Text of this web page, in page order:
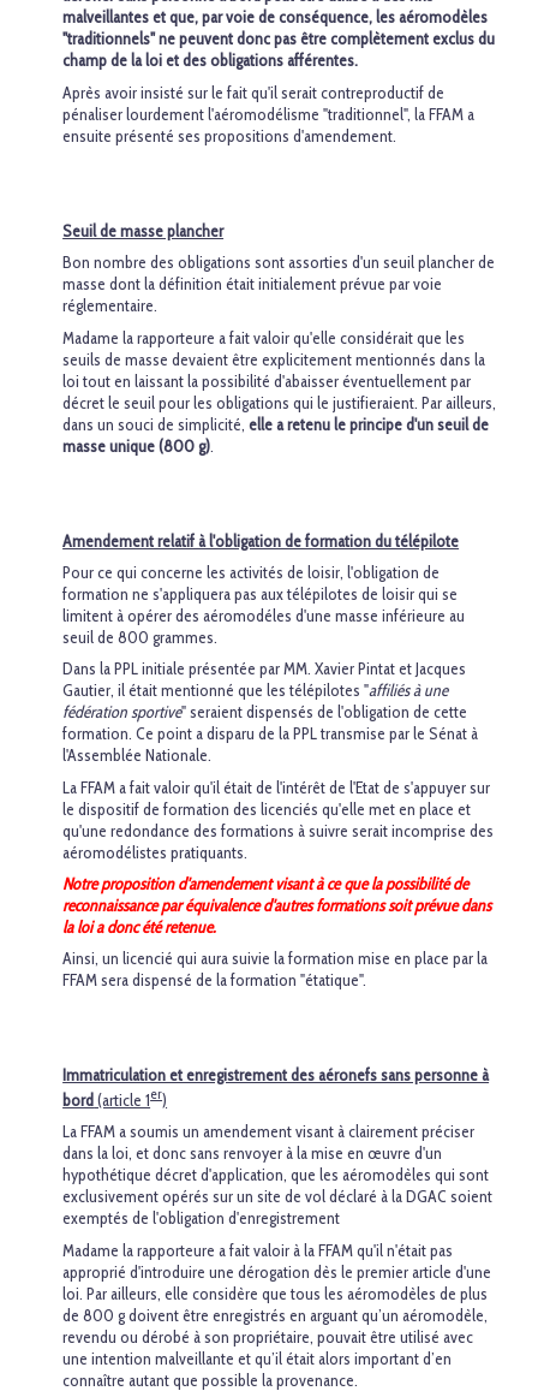
malveillantes et que, par voie de conséquence, les aéromodèles
"traditionnels" ne peuvent donc pas être complètement exclus du
champ de la loi et des obligations afférentes.
Après avoir insisté sur le fait qu'il serait contreproductif de
pénaliser lourdement l'aéromodélisme "traditionnel", la FFAM a
ensuite présenté ses propositions d'amendement.
Seuil de masse plancher
Bon nombre des obligations sont assorties d'un seuil plancher de
masse dont la définition était initialement prévue par voie
réglementaire.
Madame la rapporteure a fait valoir qu'elle considérait que les
seuils de masse devaient être explicitement mentionnés dans la
loi tout en laissant la possibilité d'abaisser éventuellement par
décret le seuil pour les obligations qui le justifieraient. Par ailleurs,
dans un souci de simplicité,elle a retenu le principe d'un seuil de
masse unique (800 g)
Amendement relatif à l'obligation de formation du télépilote
Pour ce qui concerne les activités de loisir, l'obligation de
formation ne s'appliquera pas aux télépilotes de loisir qui se
limitent à opérer des aéromodéles d'une masse inférieure au
seuil de 800 grammes.
Dans la PPL initiale présentée par MM. Xavier Pintat et Jacques
Gautier, il était mentionné que les télépilotes "affiliés à une
fédération sportive" seraient dispensés de l'obligation de cette
formation. Ce point a disparu de la PPL transmise par le Sénat à
l'Assemblée Nationale.
La FFAM a fait valoir qu'il était de l'intérêt de l'Etat de s'appuyer sur
le dispositif de formation des licenciés qu'elle met en place et
qu'une redondance des formations à suivre serait incomprise des
aéromodélistes pratiquants.
Notre proposition d'amendement visant à ce que la possibilité de
reconnaissance par équivalence d'autres formations soit prévue dans
la loi a donc été retenue.
Ainsi, un licencié qui aura suivie la formation mise en place par la
FFAM sera dispensé de la formation "étatique".
Immatriculation et enregistrement des aéronefs sans personne à
bord (article 1er)
La FFAM a soumis un amendement visant à clairement préciser
dans la loi, et donc sans renvoyer à la mise en œuvre d'un
hypothétique décret d'application, que les aéromodèles qui sont
exclusivement opérés sur un site de vol déclaré à la DGAC soient
exemptés de l'obligation d'enregistrement
Madame la rapporteure a fait valoir à la FFAM qu'il n'était pas
approprié d'introduire une dérogation dès le premier article d'une
loi. Par ailleurs, elle considère que tous les aéromodèles de plus
de 800 g doivent être enregistrés en arguant qu’un aéromodèle,
revendu ou dérobé à son propriétaire, pouvait être utilisé avec
une intention malveillante et qu’il était alors important d’en
connaître autant que possible la provenance.